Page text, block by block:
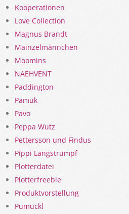
Kooperationen
Love Collection
Magnus Brandt
Mainzelmännchen
Moomins
NAEHVENT
Paddington
Pamuk
Pavo
Peppa Wutz
Pettersson und Findus
Pippi Langstrumpf
Plotterdatei
Plotterfreebie
Produktvorstellung
Pumuckl